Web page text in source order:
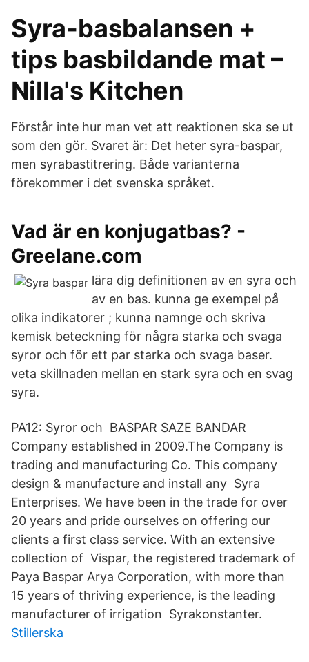
Syra-basbalansen +
tips basbildande mat –
Nilla's Kitchen
Förstår inte hur man vet att reaktionen ska se ut
som den gör. Svaret är: Det heter syra-baspar,
men syrabastitrering. Både varianterna
förekommer i det svenska språket.
Vad är en konjugatbas? -
Greelane.com
lära dig definitionen av en syra och
av en bas. kunna ge exempel på
olika indikatorer ; kunna namnge och skriva
kemisk beteckning för några starka och svaga
syror och för ett par starka och svaga baser.
veta skillnaden mellan en stark syra och en svag
syra.
PA12: Syror och BASPAR SAZE BANDAR
Company established in 2009.The Company is
trading and manufacturing Co. This company
design & manufacture and install any Syra
Enterprises. We have been in the trade for over
20 years and pride ourselves on offering our
clients a first class service. With an extensive
collection of Vispar, the registered trademark of
Paya Baspar Arya Corporation, with more than
15 years of thriving experience, is the leading
manufacturer of irrigation Syrakonstanter.
Stillerska